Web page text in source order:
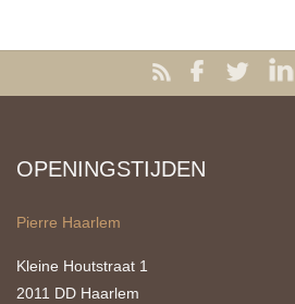
OPENINGSTIJDEN
Pierre Haarlem
Kleine Houtstraat 1
2011 DD Haarlem